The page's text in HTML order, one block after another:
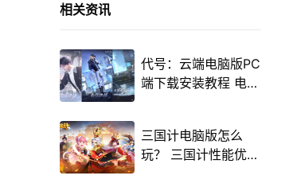
相关资讯
代号：云端电脑版PC
端下载安装教程 电脑
三国计电脑版怎么
玩？ 三国计性能优化